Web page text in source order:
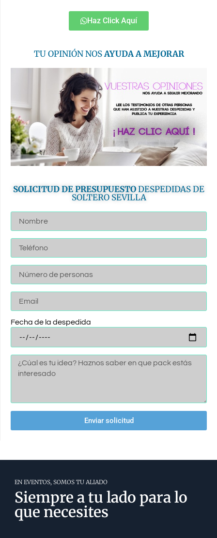
Haz Click Aquí
TU OPINIÓN NOSAYUDA A MEJORAR
SOLICITUD DE PRESUPUESTODESPEDIDAS DE
SOLTERO SEVILLA
Fecha de la despedida
Enviar solicitud
EN EVENTOS, SOMOS TU ALIADO
Siempre a tu lado para lo
que necesites